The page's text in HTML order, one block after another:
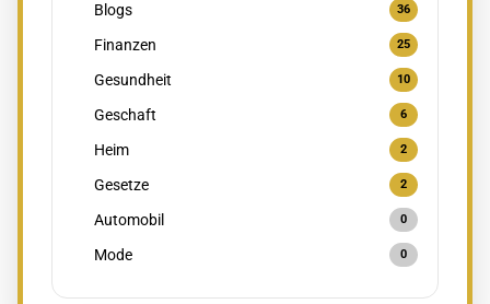
Blogs 36
Finanzen 25
Gesundheit 10
Geschaft 6
Heim 2
Gesetze 2
Automobil 0
Mode 0